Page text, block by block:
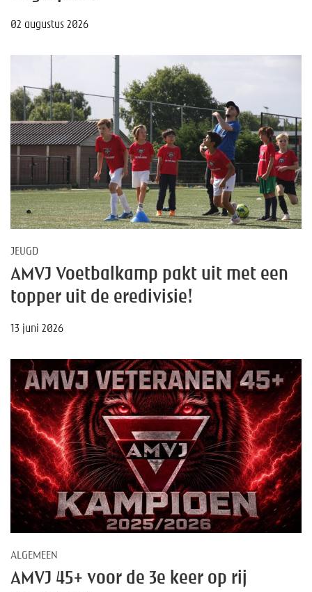
02 augustus 2026
JEUGD
AMVJ Voetbalkamp pakt uit met een
topper uit de eredivisie!
13 juni 2026
ALGEMEEN
AMVJ 45+ voor de 3e keer op rij